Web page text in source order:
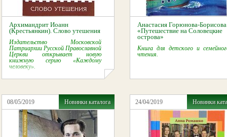
Архимандрит Иоанн
(Крестьянкин). Слово утешения
Издательство Московской
Патриархии Русской Православной
Церкви открывает новую
книжную серию «Каждому
человеку».
Анастасия Горюнова-
«Путешествие на Соловецкие
острова»
Книга для детского и
чтения.
08/05/2019 Новинки каталога 24/04/2019 Новинки